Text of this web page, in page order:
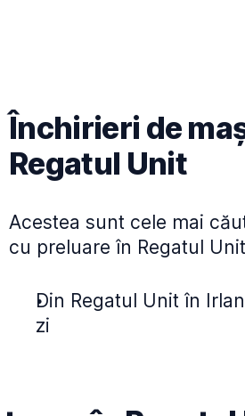
Închirieri de
Regatul Unit
Acestea sunt cele mai
cu preluare în Regatul
Din Regatul Unit în
zi